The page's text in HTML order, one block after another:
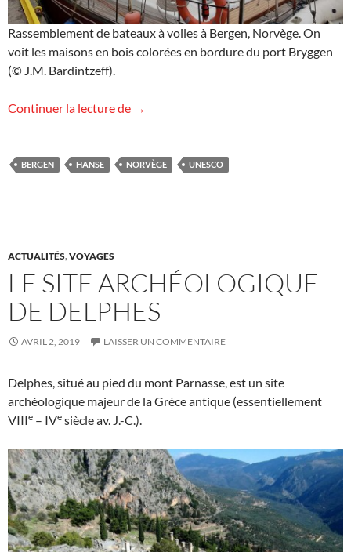
Rassemblement de bateaux à voiles à Bergen, Norvège. On
voit les maisons en bois colorées en bordure du port Bryggen
(© J.M. Bardintzeff).
Continuer la lecture de Bergen, Norvège
→
BERGEN HANSE NORVÈGE UNESCO
ACTUALITÉS,VOYAGES
LE SITE ARCHÉOLOGIQUE
DE DELPHES
AVRIL 2, 2019 LAISSER UN COMMENTAIRE
Delphes, situé au pied du mont Parnasse, est un site
archéologique majeur de la Grèce antique (essentiellement
VIIIe – IVe siècle av. J.-C.).